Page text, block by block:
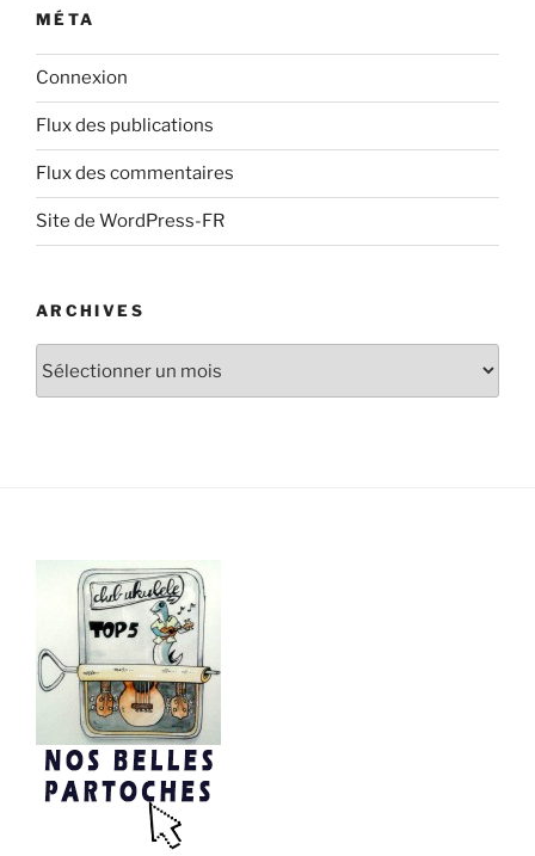
MÉTA
Connexion
Flux des publications
Flux des commentaires
Site de WordPress-FR
ARCHIVES